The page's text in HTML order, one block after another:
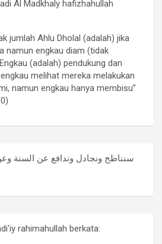
Al Madkhaly hafizhahullah
jumlah Ahlu Dholal (adalah) jika
namun engkau diam (tidak
(adalah) pendukung dan
melihat mereka melakukan
namun engkau hanya membisu”
rahimahullah berkata: